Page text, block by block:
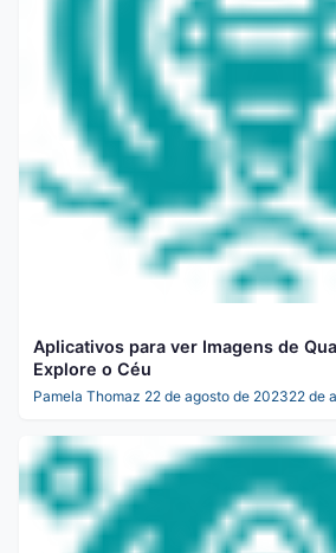
Aplicativos para ver Imagens de
Explore o Céu
Pamela Thomaz 22 de agosto de 202322 de